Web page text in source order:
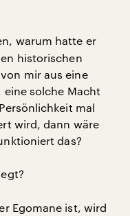
warum hatte er
historischen
mir aus eine
solche Macht
mal
wird, dann wäre
das?
Egomane ist, wird